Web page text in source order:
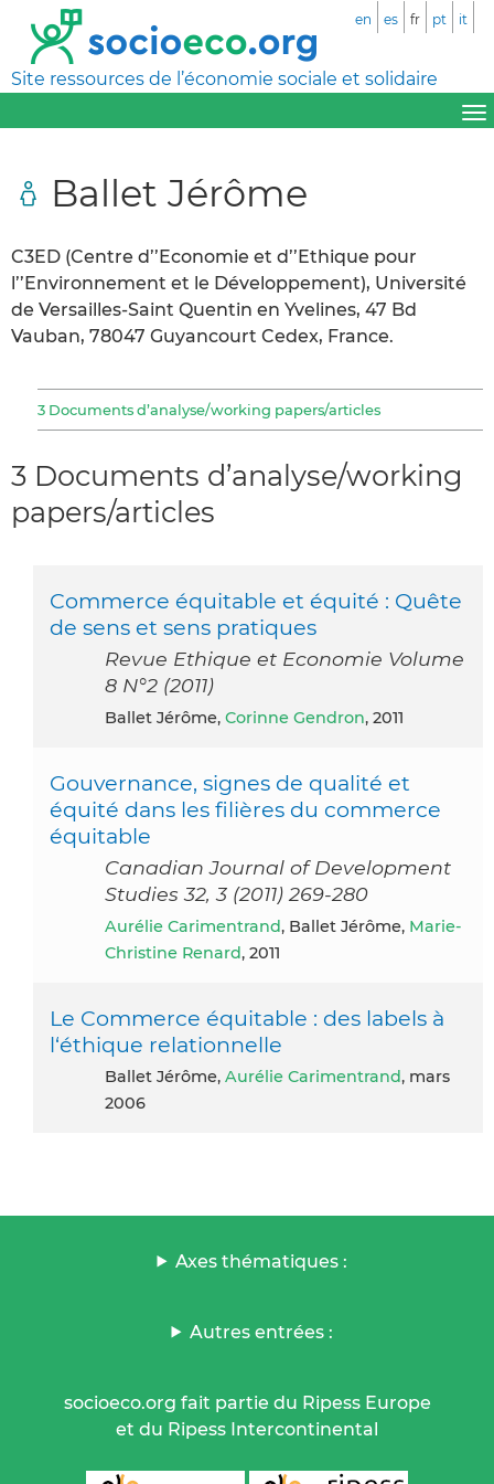
Site ressources de l’économie sociale et solidaire
en es fr pt it
Ballet Jérôme
C3ED (Centre d’’Economie et d’’Ethique pour
l’’Environnement et le Développement), Université
de Versailles-Saint Quentin en Yvelines, 47 Bd
Vauban, 78047 Guyancourt Cedex, France.
3 Documents d’analyse/working papers/articles
3 Documents d’analyse/working
papers/articles
Commerce équitable et équité : Quête
de sens et sens pratiques
Revue Ethique et Economie Volume
8 N°2 (2011)
Ballet Jérôme, Corinne Gendron, 2011
Gouvernance, signes de qualité et
équité dans les filières du commerce
équitable
Canadian Journal of Development
Studies 32, 3 (2011) 269-280
Aurélie Carimentrand, Ballet Jérôme, Marie-
Christine Renard, 2011
Le Commerce équitable : des labels à
l‘éthique relationnelle
Ballet Jérôme, Aurélie Carimentrand, mars
2006
Axes thématiques :
Autres entrées :
socioeco.org fait partie du Ripess Europe
et du Ripess Intercontinental